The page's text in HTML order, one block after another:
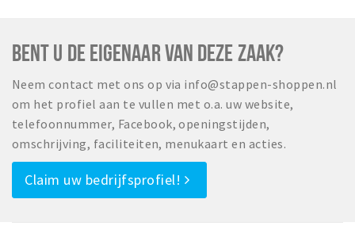
BENT U DE EIGENAAR VAN DEZE ZAAK?
Neem contact met ons op via info@stappen-shoppen.nl
om het profiel aan te vullen met o.a. uw website,
telefoonnummer, Facebook, openingstijden,
omschrijving, faciliteiten, menukaart en acties.
Claim uw bedrijfsprofiel!